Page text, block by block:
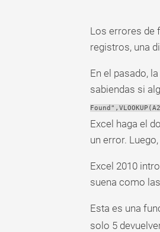
Los errores de
registros, una
En el pasado,
sabiendas si
Excel haga el
un error.
Excel 2010
suena como
Esta es una
solo 5